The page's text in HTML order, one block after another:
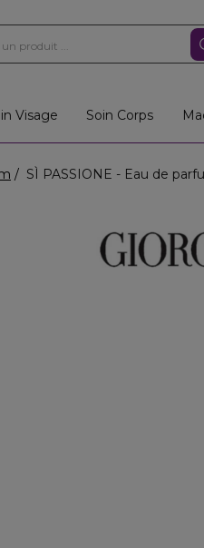
Visage Soin Corps
SÌ PASSIONE - Eau de